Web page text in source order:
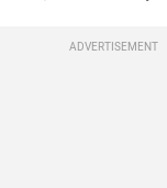
ADVERTISEMENT